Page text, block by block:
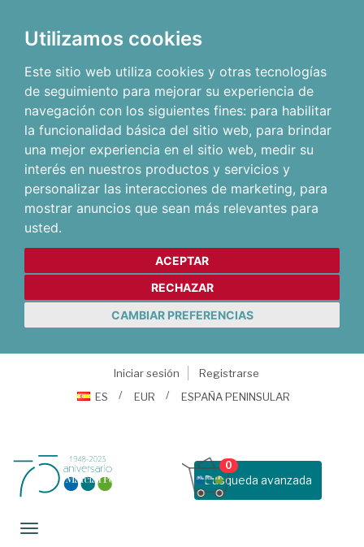
Utilizamos cookies
Este sitio web utiliza cookies y otras tecnologías
de seguimiento para mejorar su experiencia de
navegación con los siguientes fines: para habilitar
la funcionalidad básica del sitio web, para brindar
una mejor experiencia en el sitio web, medir su
interés en nuestros productos y servicios y
personalizar las interacciones de marketing, para
mostrar anuncios que sean más relevantes para
usted.
ACEPTAR
RECHAZAR
CAMBIAR PREFERENCIAS
Iniciar sesión
Registrarse
ES
EUR ESPAÑA PENINSULAR
Busqueda avanzada
0
Toggle navigation